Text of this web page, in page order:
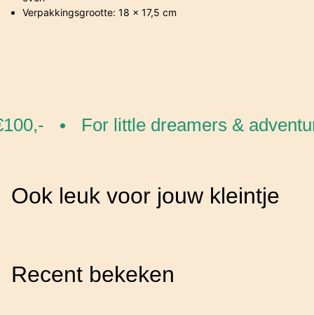
Verpakkingsgrootte: 18 x 17,5 cm
For little dreamers &
Ook leuk voor jouw kleintje
Recent bekeken